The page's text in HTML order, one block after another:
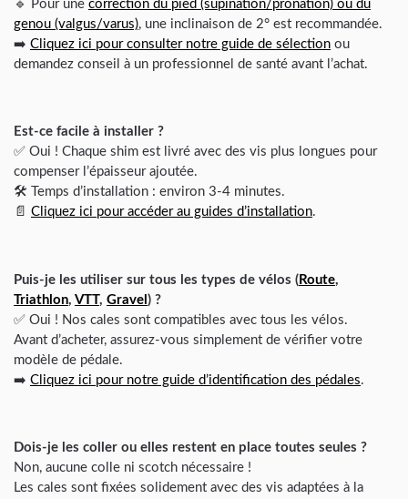
🔹 Pour une correction du pied (supination/pronation) ou du
genou (valgus/varus), une inclinaison de 2° est recommandée.
➡️ Cliquez ici pour consulter notre guide de sélection ou
demandez conseil à un professionnel de santé avant l’achat.
Est-ce facile à installer ?
✅ Oui ! Chaque shim est livré avec des vis plus longues pour
compenser l’épaisseur ajoutée.
🛠️ Temps d’installation : environ 3-4 minutes.
📄 Cliquez ici pour accéder au guides d’installation.
Puis-je les utiliser sur tous les types de vélos ( Route,
Triathlon, VTT, Gravel ) ?
✅ Oui ! Nos cales sont compatibles avec tous les vélos.
Avant d’acheter, assurez-vous simplement de vérifier votre
modèle de pédale.
➡️ Cliquez ici pour notre guide d’identification des pédales.
Dois-je les coller ou elles restent en place toutes seules ?
Non, aucune colle ni scotch nécessaire !
Les cales sont fixées solidement avec des vis adaptées à la